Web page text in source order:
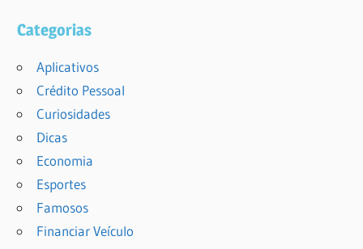
Categorias
Aplicativos
Crédito Pessoal
Curiosidades
Dicas
Economia
Esportes
Famosos
Financiar Veículo